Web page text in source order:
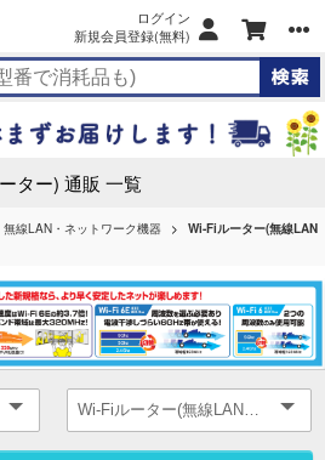
ログイン
新規会員登録(無料)
ター) 通販 一覧
無線LAN・ネットワーク機器
Wi-Fiルーター(無線LAN